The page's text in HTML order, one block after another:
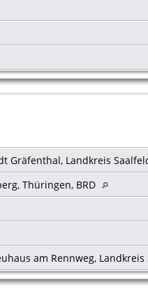
Gräfenthal, Landkreis
Thüringen, BRD
am Rennweg,